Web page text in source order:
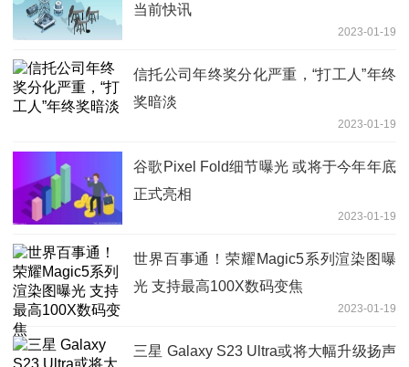
当前快讯
2023-01-19
信托公司年终奖分化严重，“打工人”年终
奖暗淡
2023-01-19
谷歌Pixel Fold细节曝光 或将于今年年底
正式亮相
2023-01-19
世界百事通！荣耀Magic5系列渲染图曝
光 支持最高100X数码变焦
2023-01-19
三星 Galaxy S23 Ultra或将大幅升级扬声